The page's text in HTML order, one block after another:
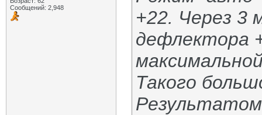
Сообщений: 2,948
+22. Через 3
дефлектора
Такого